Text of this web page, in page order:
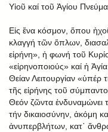
Υἱοῦ καί τοῦ Ἁγίου
Εἰς ἕνα κόσμον, ὅπου
κλαγγή τῶν ὅπλων,
εἰρήνη», ἡ φωνή τοῦ
«εἰρηνοποιούς» καί ἡ
Θείαν Λειτουργίαν «ὑπέρ
τῆς εἰρήνης τοῦ
Θεόν ζῶντα ἐνδυναμώνει
τήν δικαιοσύνην, ἀκόμη
ἀνυπερβλήτων, κατ᾿